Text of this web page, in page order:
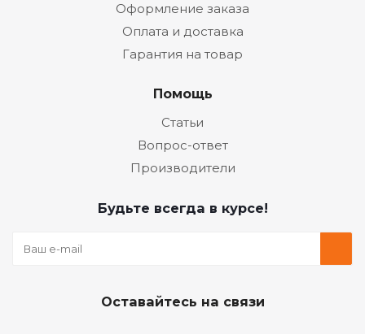
Оформление заказа
Оплата и доставка
Гарантия на товар
Помощь
Статьи
Вопрос-ответ
Производители
Будьте всегда в курсе!
Оставайтесь на связи